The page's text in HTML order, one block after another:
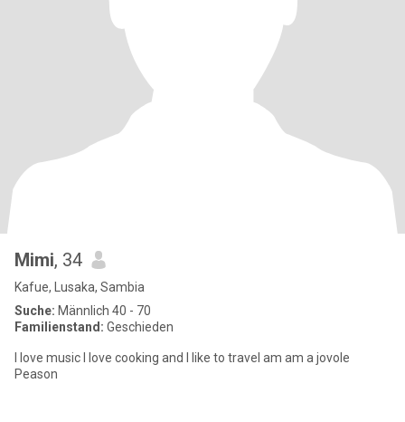
Mimi, 34
Kafue, Lusaka, Sambia
Suche: Männlich 40 - 70
Familienstand: Geschieden
I love music I love cooking and I like to travel am am a jovole
Peason